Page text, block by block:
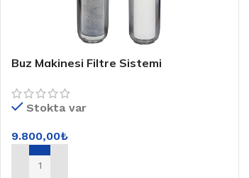
Buz Makinesi Filtre Sistemi
Stokta var
9.800,00₺
SEPETE EKLE